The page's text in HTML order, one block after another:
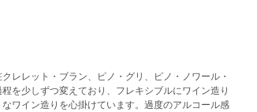
レレット・ブラン、ピノ・グリ、ピノ・ノワール・
を少しずつ変えており、フレキシブルにワイン造り
ワイン造りを心掛けています。過度のアルコール感